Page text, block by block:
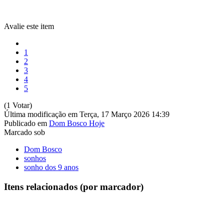
Avalie este item
1
2
3
4
5
(1 Votar)
Última modificação em Terça, 17 Março 2026 14:39
Publicado em Dom Bosco Hoje
Marcado sob
Dom Bosco
sonhos
sonho dos 9 anos
Itens relacionados (por marcador)